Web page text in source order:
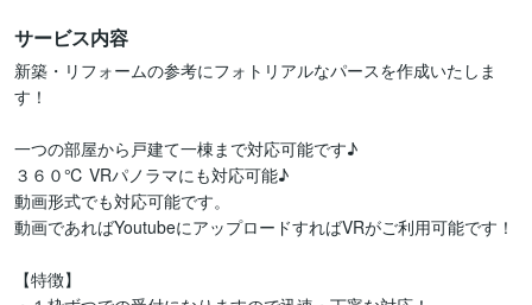
サービス内容
新築・リフォームの参考にフォトリアルなパースを作成いたしま
す！
一つの部屋から戸建て一棟まで対応可能です♪
３６０℃ VRパノラマにも対応可能♪
動画形式でも対応可能です。
動画であればYoutubeにアップロードすればVRがご利用可能です！
【特徴】